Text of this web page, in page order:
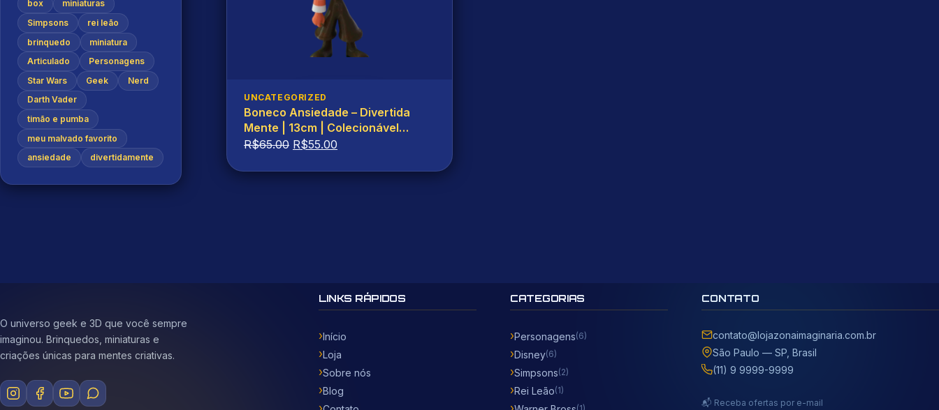
box
miniaturas
Simpsons
rei leão
brinquedo
miniatura
Articulado
Personagens
Star Wars
Geek
Nerd
Darth Vader
timão e pumba
meu malvado favorito
ansiedade
divertidamente
🛒 Ver produto
UNCATEGORIZED
Boneco Ansiedade – Divertida
Mente | 13cm | Colecionável
Decorativo
R$65.00 O
R$55.00
O universo geek e 3D que você sempre
imaginou. Brinquedos, miniaturas e
criações únicas para mentes criativas.
LINKS RÁPIDOS
Início
Loja
Sobre nós
Blog
CATEGORIAS
Personagens(6)
Disney(6)
Simpsons(2)
Rei Leão(1)
CONTATO
contato@lojazonaimaginaria.com.br
São Paulo — SP, Brasil
(11) 9 9999-9999
📬 Receba ofertas por e-mail